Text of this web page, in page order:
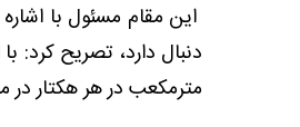
این مقام مسئول با
مترمکعب در هر هکتار